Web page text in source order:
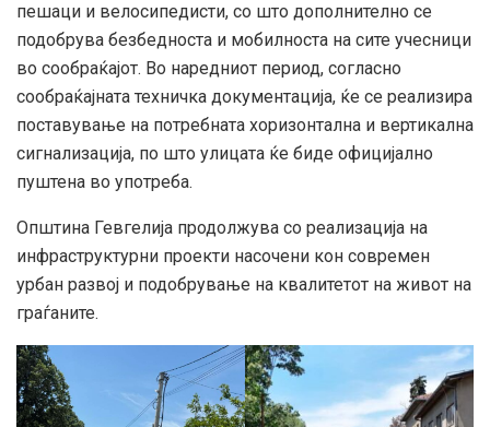
пешаци и велосипедисти, со што дополнително се
подобрува безбедноста и мобилноста на сите учесници
во сообраќајот. Во наредниот период, согласно
сообраќајната техничка документација, ќе се реализира
поставување на потребната хоризонтална и вертикална
сигнализација, по што улицата ќе биде официјално
пуштена во употреба.
Општина Гевгелија продолжува со реализација на
инфраструктурни проекти насочени кон современ
урбан развој и подобрување на квалитетот на живот на
граѓаните.